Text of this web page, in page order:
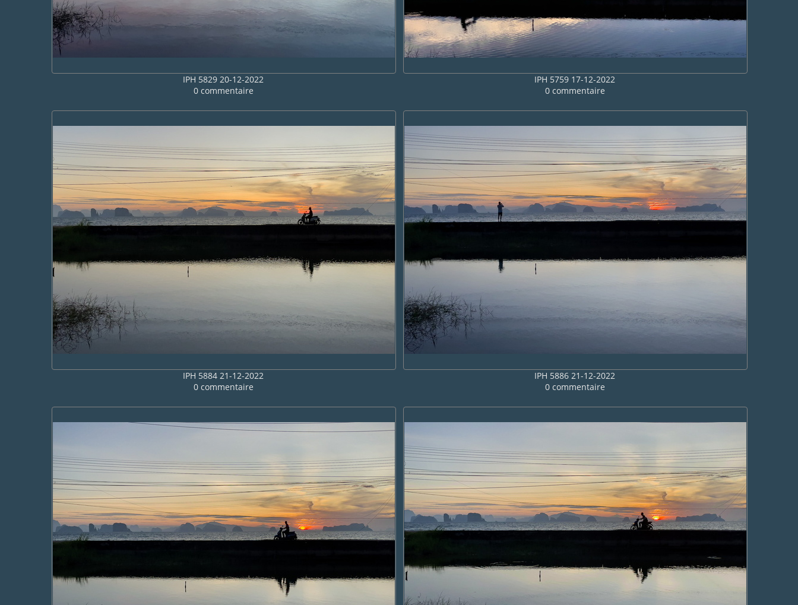
IPH 5829 20-12-2022
0 commentaire
IPH 5759 17-12-2022
0 commentaire
IPH 5884 21-12-2022
0 commentaire
IPH 5886 21-12-2022
0 commentaire